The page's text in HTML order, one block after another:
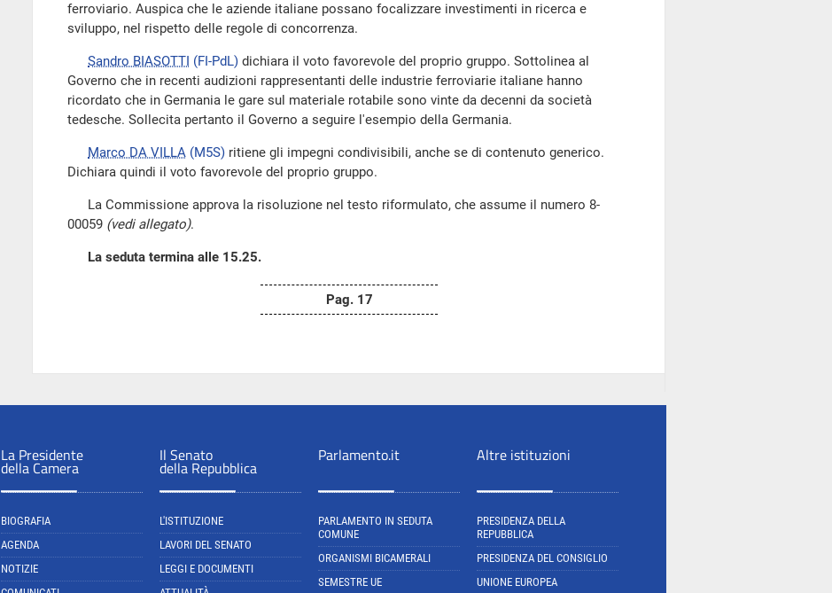
ferroviario. Auspica che le aziende italiane possano focalizzare investimenti in ricerca e
sviluppo, nel rispetto delle regole di concorrenza.
Sandro BIASOTTI (FI-PdL) dichiara il voto favorevole del proprio gruppo. Sottolinea al
Governo che in recenti audizioni rappresentanti delle industrie ferroviarie italiane hanno
ricordato che in Germania le gare sul materiale rotabile sono vinte da decenni da società
tedesche. Sollecita pertanto il Governo a seguire l'esempio della Germania.
Marco DA VILLA (M5S) ritiene gli impegni condivisibili, anche se di contenuto generico.
Dichiara quindi il voto favorevole del proprio gruppo.
La Commissione approva la risoluzione nel testo riformulato, che assume il numero 8-
00059 (vedi allegato).
La seduta termina alle 15.25.
Pag. 17
La Presidente
della Camera
BIOGRAFIA
AGENDA
NOTIZIE
Il Senato
della Repubblica
L'ISTITUZIONE
LAVORI DEL SENATO
LEGGI E DOCUMENTI
Parlamento.it
PARLAMENTO IN SEDUTA
COMUNE
ORGANISMI BICAMERALI
SEMESTRE UE
Altre istituzioni
PRESIDENZA DELLA
REPUBBLICA
PRESIDENZA DEL CONSIGLIO
UNIONE EUROPEA